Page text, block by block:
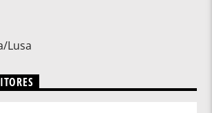
Lusa